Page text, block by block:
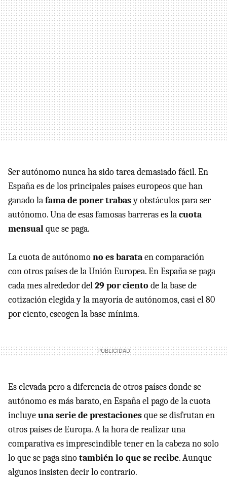
Ser autónomo nunca ha sido tarea demasiado fácil. En
España es de los principales países europeos que han
ganado lafama de poner trabasy obstáculos para ser
autónomo. Una de esas famosas barreras es lacuota
mensualque se paga.
La cuota de autónomono es barataen comparación
con otros países de la Unión Europea. En España se paga
cada mes alrededor del29 por ciento de la base de
cotización elegida y la mayoría de autónomos, casi el 80
por ciento, escogen la base mínima.
Es elevada pero a diferencia de otros países donde se
autónomo es más barato, en España el pago de la cuota
incluyeuna serie de prestacionesque se disfrutan en
otros países de Europa. A la hora de realizar una
comparativa es imprescindible tener en la cabeza no solo
lo que se paga sinotambién lo que se recibe. Aunque
algunos insisten decir lo contrario.